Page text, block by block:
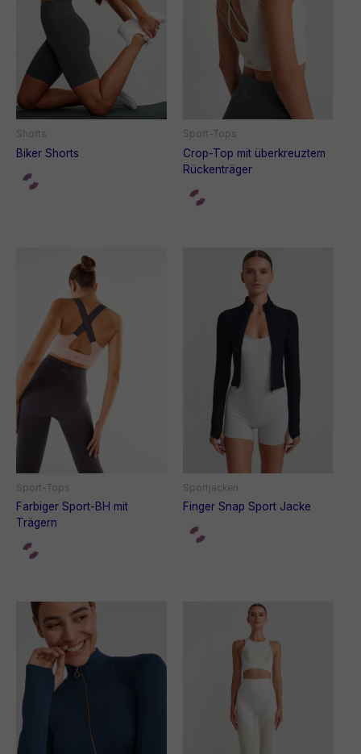
Shorts
Biker Shorts
Sport-Tops
Crop-Top mit überkreuztem
Rückenträger
Sport-Tops
Farbiger Sport-BH mit
Trägern
Sportjacken
Finger Snap Sport Jacke